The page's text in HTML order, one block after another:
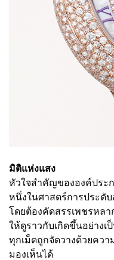
มิติแห่งแสง
หัวใจสำคัญขององค์ปร
หนึ่งในศาสตร์การประ
โดยต้องคัดสรรเพชรหล
ให้ดูราวกับเกิดขึ้นอย่างเ
ทุกเม็ดถูกจัดวางด้วยคว
มองเห็นได้